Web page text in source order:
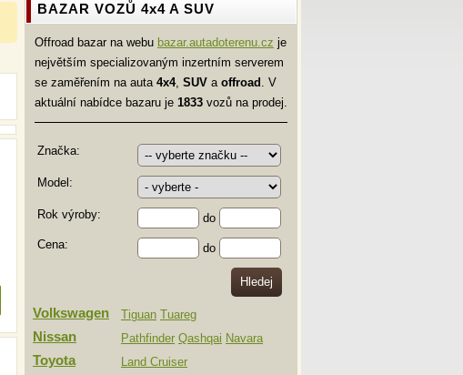
BAZAR VOZŮ 4x4 A SUV
Offroad bazar na webu bazar.autadoterenu.cz je
největším specializovaným inzertním serverem
se zaměřením na auta 4x4, SUV a offroad . V
aktuální nabídce bazaru je 1833 vozů na prodej.
Značka:
Model:
Rok výroby:
do
Cena:
do
Volkswagen Tiguan Tuareg
Nissan Pathfinder Qashqai Navara
Toyota Land Cruiser